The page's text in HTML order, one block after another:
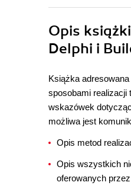
Opis książki
Delphi i
Książka
sposobami realizacji
wskazówek
możliwa jest
Opis metod
Opis wszystkich
oferowanych